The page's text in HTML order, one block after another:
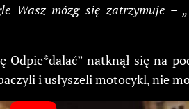
Wasz mózg się zatrzymuje –
Odpie*dalać” natknął się na
i usłyszeli motocykl, nie